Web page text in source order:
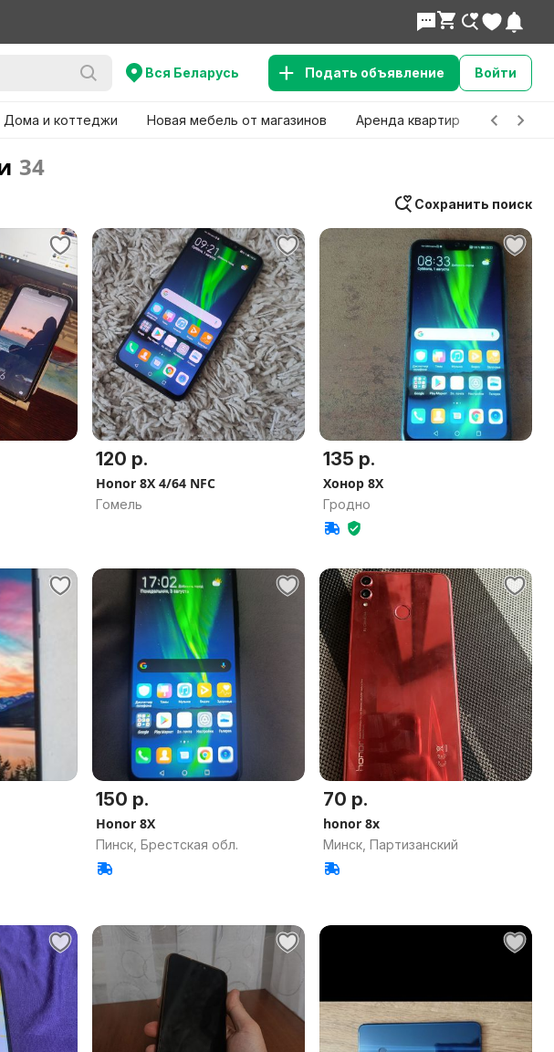
Вся Беларусь Подать объявление Войти
Дома и коттеджи Новая мебель от магазинов Аренда квартир Детские
34
Сохранить поиск
120 р.
Honor 8X 4/64 NFC
Гомель
135 р.
Хонор 8Х
Гродно
150 р.
Honor 8X
Пинск, Брестская обл.
70 р.
honor 8x
Минск, Партизанский